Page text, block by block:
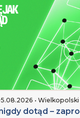
• Wielkopolski
dotąd –